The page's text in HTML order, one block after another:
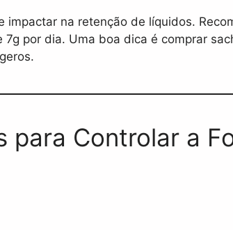
impactar na retenção de líquidos.
7g por dia. Uma boa dica é comprar
para Controlar a